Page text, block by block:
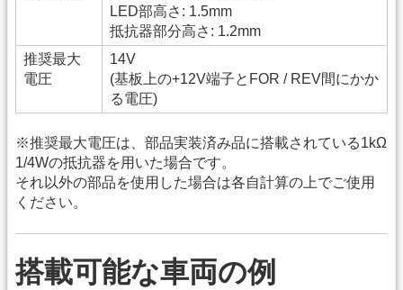
LED部高さ: 1.5mm
抵抗器部分高さ: 1.2mm
推奨最大
電圧
14V
(基板上の+12V端子とFOR / REV間にかか
る電圧)
※推奨最大電圧は、部品実装済み品に搭載されている1kΩ
1/4Wの抵抗器を用いた場合です。
それ以外の部品を使用した場合は各自計算の上でご使用
ください。
搭載可能な車両の例